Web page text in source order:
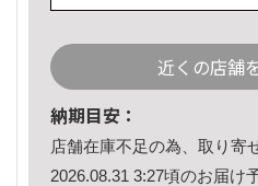
近くの店舗
納期目安：
店舗在庫不足の為、取り寄
2026.08.31 3:27頃のお届け